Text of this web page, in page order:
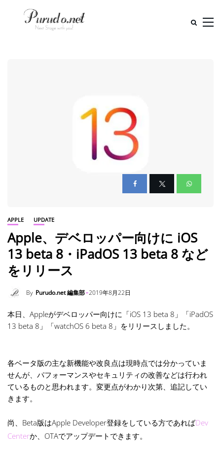
APPLE UPDATE
Apple、デベロッパー向けに iOS
13 beta 8・iPadOS 13 beta 8 など
をリリース
By Purudo.net 編集部 2019年8月22日
本日、Appleがデベロッパー向けに「iOS 13 beta 8」「iPadOS
13 beta 8」「watchOS 6 beta 8」をリリースしました。
各ベータ版の主な新機能や改良点は現時点では分かっていま
せんが、パフォーマンスやセキュリティの改善などは行われ
ているものと思われます。変更点がわかり次第、追記してい
きます。
尚、Beta版はApple Developer登録をしている方であればDev
Centerか、OTAでアップデートできます。